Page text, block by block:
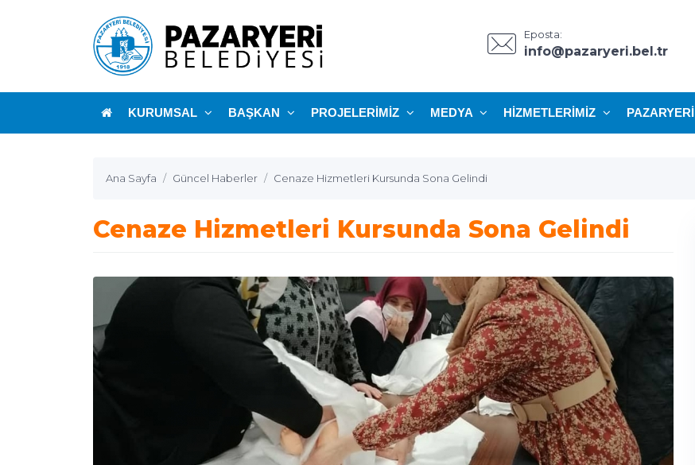
Eposta:
info@pazaryeri.bel.tr
KURUMSAL BAŞKAN PROJELERIMIZ MEDYA HIZMETLERIMIZ PAZARYERI
Ana Sayfa Güncel Haberler Cenaze Hizmetleri Kursunda Sona Gelindi
Cenaze Hizmetleri Kursunda Sona Gelindi